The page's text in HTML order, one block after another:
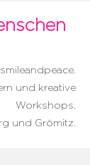
und kreative
Workshops.
und Grömitz.​